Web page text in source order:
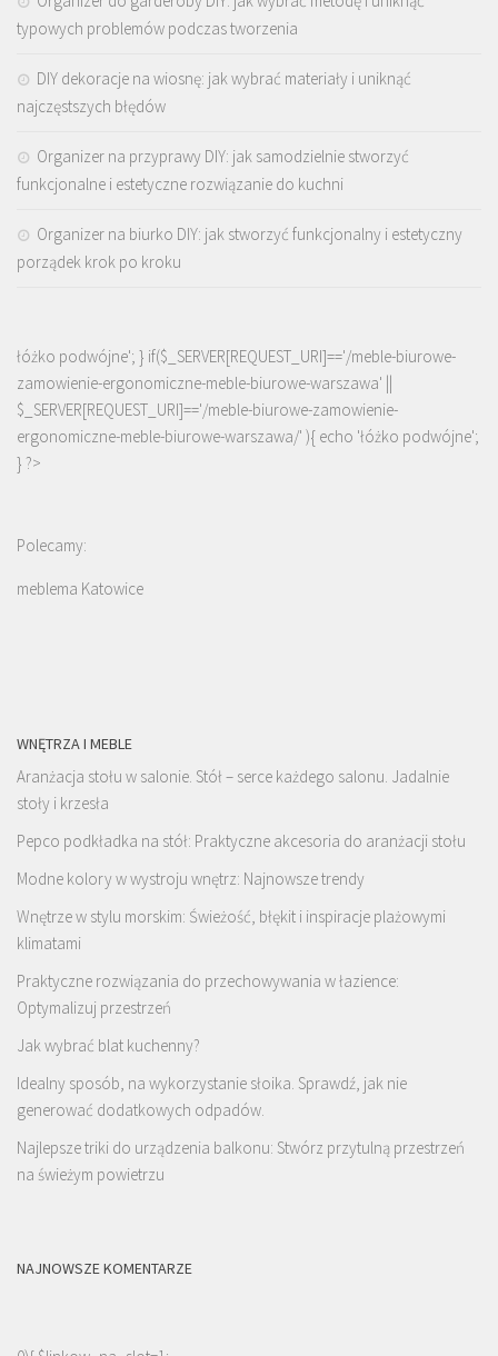
typowych problemów podczas tworzenia
DIY dekoracje na wiosnę: jak wybrać materiały i uniknąć
najczęstszych błędów
Organizer na przyprawy DIY: jak samodzielnie stworzyć
funkcjonalne i estetyczne rozwiązanie do kuchni
Organizer na biurko DIY: jak stworzyć funkcjonalny i estetyczny
porządek krok po kroku
łóżko podwójne'; } if($_SERVER[REQUEST_URI]=='/meble-biurowe-
zamowienie-ergonomiczne-meble-biurowe-warszawa' ||
$_SERVER[REQUEST_URI]=='/meble-biurowe-zamowienie-
ergonomiczne-meble-biurowe-warszawa/' ){ echo 'łóżko podwójne';
} ?>
Polecamy:
meblema Katowice
WNĘTRZA I MEBLE
Aranżacja stołu w salonie. Stół – serce każdego salonu. Jadalnie
stoły i krzesła
Pepco podkładka na stół: Praktyczne akcesoria do aranżacji stołu
Modne kolory w wystroju wnętrz: Najnowsze trendy
Wnętrze w stylu morskim: Świeżość, błękit i inspiracje plażowymi
klimatami
Praktyczne rozwiązania do przechowywania w łazience:
Optymalizuj przestrzeń
Jak wybrać blat kuchenny?
Idealny sposób, na wykorzystanie słoika. Sprawdź, jak nie
generować dodatkowych odpadów.
Najlepsze triki do urządzenia balkonu: Stwórz przytulną przestrzeń
na świeżym powietrzu
NAJNOWSZE KOMENTARZE